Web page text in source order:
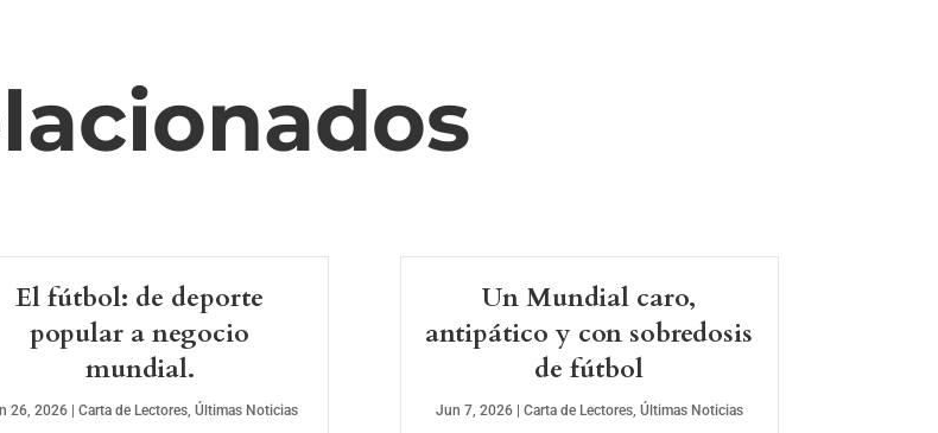
El fútbol: de deporte
popular a negocio
mundial.
26, 2026| Carta de Lectores, Últimas Noticias
Un Mundial caro,
antipático y con sobredosis
de fútbol
Jun 7, 2026| Carta de Lectores, Últimas Noticias